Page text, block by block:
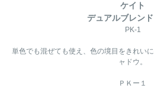
ケイト
デュアルブレン
PK-1
単色でも混ぜても使え、色の境目をきれい
ャドウ。
ＰＫー１